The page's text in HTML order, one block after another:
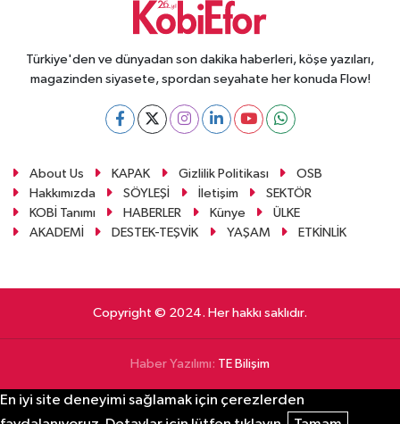
Türkiye'den ve dünyadan son dakika haberleri, köşe yazıları,
magazinden siyasete, spordan seyahate her konuda Flow!
About Us KAPAK Gizlilik Politikası
OSB
Hakkımızda
SÖYLEŞİ İletişim
SEKTÖR
KOBİ Tanımı
HABERLER Künye
ÜLKE
AKADEMİ
DESTEK-TEŞVİK YAŞAM ETKİNLİK
Copyright © 2024. Her hakkı saklıdır.
Haber Yazılımı: TE Bilişim
En iyi site deneyimi sağlamak için çerezlerden